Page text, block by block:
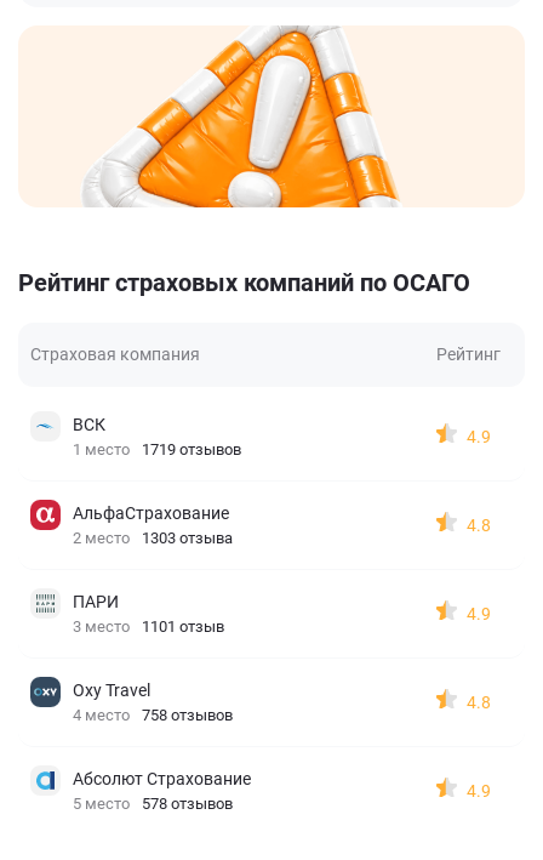
Рейтинг страховых компаний по ОСАГО
Страховая компания Рейтинг
ВСК
1 место 1719 отзывов
4.9
АльфаСтрахование
2 место 1303 отзыва
4.8
ПАРИ
3 место 1101 отзыв
4.9
Oxy Travel
4 место 758 отзывов
4.8
Абсолют Страхование
5 место 578 отзывов
4.9